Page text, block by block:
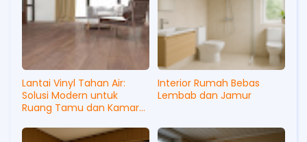
Lantai Vinyl Tahan Air:
Solusi Modern untuk
Ruang Tamu dan Kamar
Interior Rumah Bebas
Lembab dan Jamur